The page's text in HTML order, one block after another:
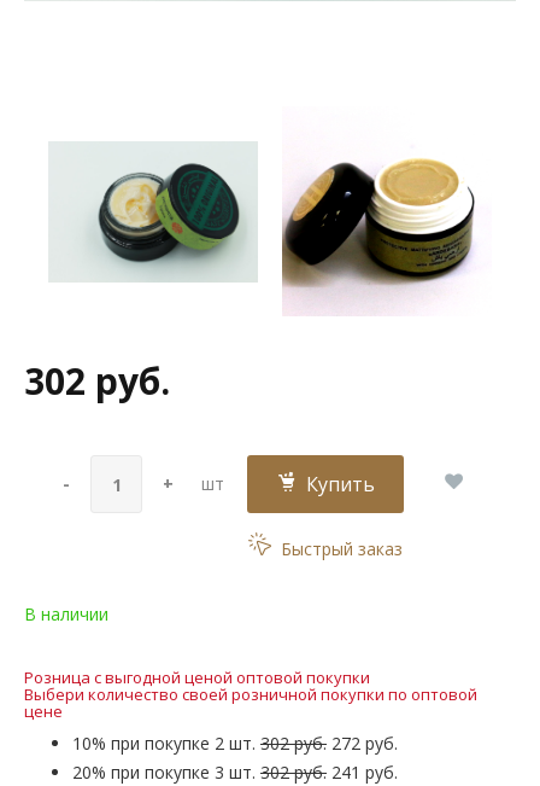
302 руб.
- + шт Купить
Быстрый заказ
В наличии
Розница с выгодной ценой оптовой покупки
Выбери количество своей розничной покупки по оптовой
цене
10% при покупке 2 шт. 302 руб. 272 руб.
20% при покупке 3 шт. 302 руб. 241 руб.